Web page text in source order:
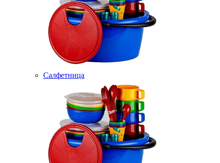
Салфетница